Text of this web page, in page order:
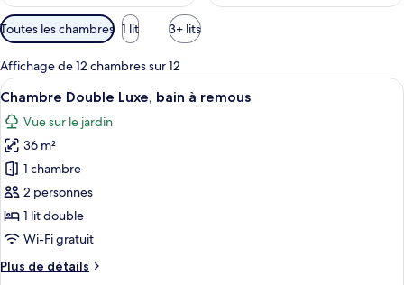
Filtres
disponibles
pour
les
chambres
Toutes les chambres 1 lit 3+ lits
Affichage de 12 chambres sur 12
Afficher
toutes
les
photos
pour
ce
type
de
chambre :
Chambre
Une chambre avec un grand lit, une
5
Chambre Double Luxe, bain à remous
Vue sur le jardin
36 m²
1 chambre
2 personnes
1 lit double
Wi-Fi gratuit
Plus de détails
Plus